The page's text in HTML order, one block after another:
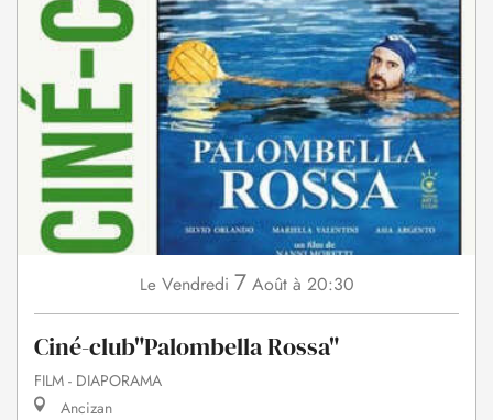
Le Vendredi 7 Août à 20:30
Ciné-club"Palombella Rossa"
FILM - DIAPORAMA
Ancizan